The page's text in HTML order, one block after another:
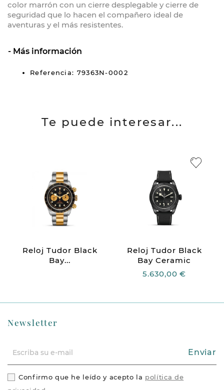
color marrón con un cierre desplegable y cierre de
seguridad que lo hacen el compañero ideal de
aventuras y el más resistentes.
Más información
Referencia: 79363N-0002
Te puede interesar...
Reloj Tudor Black
Bay...
Reloj Tudor Black
Bay Ceramic
5.630,00 €
Newsletter
Enviar
Confirmo que he leído y acepto la política de